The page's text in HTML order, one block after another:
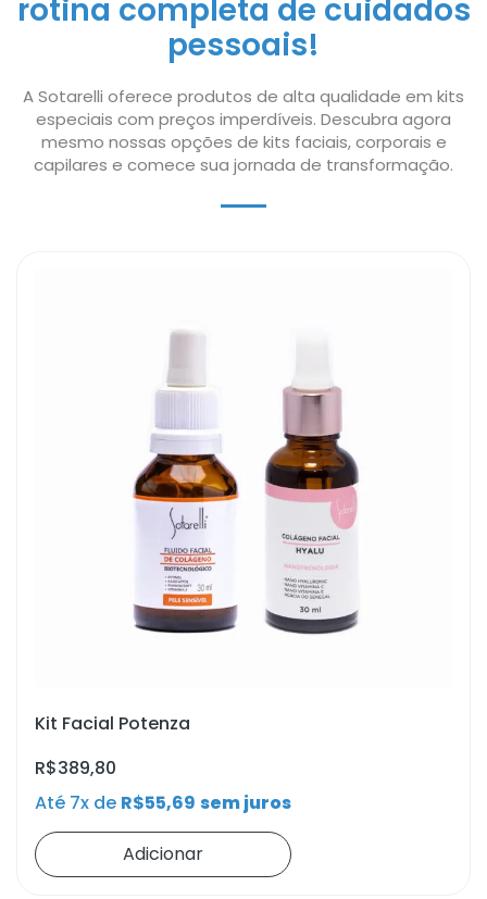
rotina completa de cuidados
pessoais!
A Sotarelli oferece produtos de alta qualidade em kits
especiais com preços imperdíveis. Descubra agora
mesmo nossas opções de kits faciais, corporais e
capilares e comece sua jornada de transformação.
Kit Facial Potenza
R$389,80
Até 7x de R$55,69 sem juros
Adicionar